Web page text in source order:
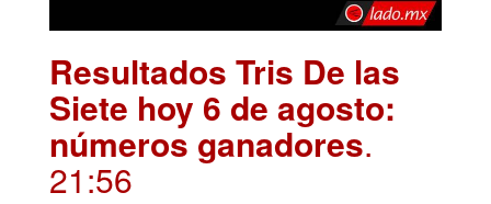
Resultados Tris De las
Siete hoy 6 de agosto:
números ganadores.
21:56